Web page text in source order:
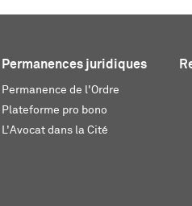
Permanences juridiques
Permanence de l'Ordre
Plateforme pro bono
L'Avocat dans la Cité